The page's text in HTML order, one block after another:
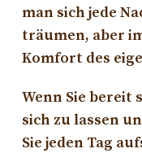
man sich jede
träumen, aber
Komfort des
Wenn Sie bereit
sich zu lassen
Sie jeden Tag